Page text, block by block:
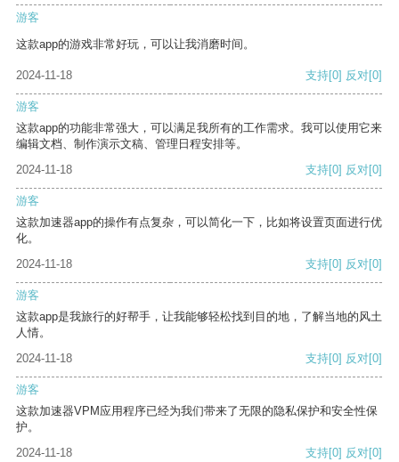
游客
这款app的游戏非常好玩，可以让我消磨时间。
2024-11-18 支持[0] 反对[0]
游客
这款app的功能非常强大，可以满足我所有的工作需求。我可以使用它来
编辑文档、制作演示文稿、管理日程安排等。
2024-11-18
支持[0] 反对[0]
游客
这款加速器app的操作有点复杂，可以简化一下，比如将设置页面进行优
化。
2024-11-18
支持[0] 反对[0]
游客
这款app是我旅行的好帮手，让我能够轻松找到目的地，了解当地的风土
人情。
2024-11-18
支持[0] 反对[0]
游客
这款加速器VPM应用程序已经为我们带来了无限的隐私保护和安全性保
护。
2024-11-18
支持[0] 反对[0]